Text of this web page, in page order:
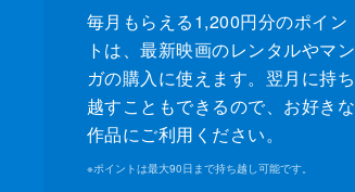
毎月もらえる1,200円分のポイン
トは、最新映画のレンタルやマン
ガの購入に使えます。翌月に持ち
越すこともできるので、お好きな
作品にご利用ください。
※ポイントは最大90日まで持ち越し可能です。